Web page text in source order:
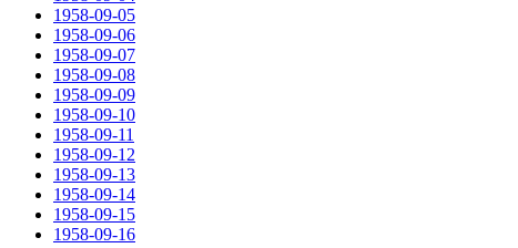
1958-09-05
1958-09-06
1958-09-07
1958-09-08
1958-09-09
1958-09-10
1958-09-11
1958-09-12
1958-09-13
1958-09-14
1958-09-15
1958-09-16